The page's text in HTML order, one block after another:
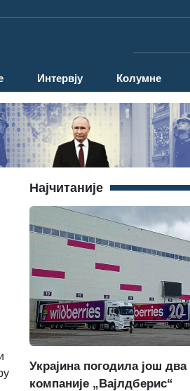
Интервју Колумне
Најчитаније
Украјина погодила још
компаније „Вајлдберис“